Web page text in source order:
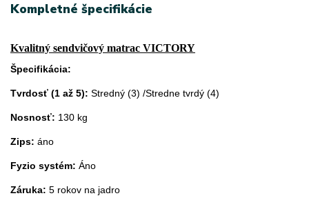
Kompletné špecifikácie
Kvalitný sendvičový matrac VICTORY
Špecifikácia:
Tvrdosť (1 až 5): Stredný (3) /Stredne tvrdý (4)
Nosnosť: 130 kg
Zips: áno
Fyzio systém: Áno
Záruka: 5 rokov na jadro